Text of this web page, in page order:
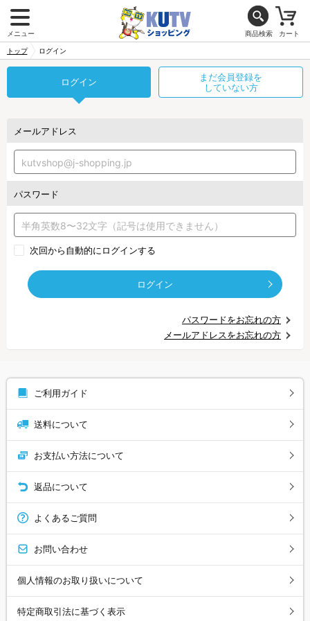
メニュー 商品検索 カート
トップ ログイン
ログイン
まだ会員登録を
していない方
メールアドレス
パスワード
次回から自動的にログインする
ログイン
パスワードをお忘れの方
メールアドレスをお忘れの方
ご利用ガイド
送料について
お支払い方法について
返品について
よくあるご質問
お問い合わせ
個人情報のお取り扱いについて
特定商取引法に基づく表示